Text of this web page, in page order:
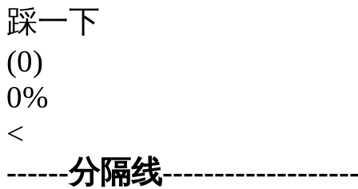
踩一下
(0)
0%
<
------分隔线